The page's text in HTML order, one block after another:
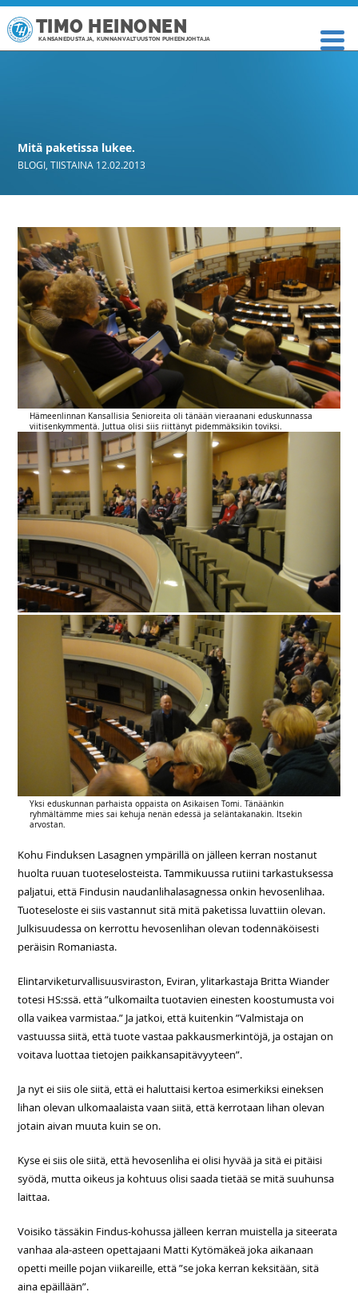
TIMO HEINONEN
KANSANEDUSTAJA, KUNNANVALTUUSTON PUHEENJOHTAJA
Mitä paketissa lukee.
BLOGI ,TIISTAINA 12.02.2013
Hämeenlinnan Kansallisia Senioreita oli tänään vieraanani eduskunnassa
viitisenkymmentä. Juttua olisi siis riittänyt pidemmäksikin toviksi.
Yksi eduskunnan parhaista oppaista on Asikaisen Tomi. Tänäänkin
ryhmältämme mies sai kehuja nenän edessä ja seläntakanakin. Itsekin
arvostan.
Kohu Finduksen Lasagnen ympärillä on jälleen kerran nostanut
huolta ruuan tuoteselosteista. Tammikuussa rutiini tarkastuksessa
paljatui, että Findusin naudanlihalasagnessa onkin hevosenlihaa.
Tuoteseloste ei siis vastannut sitä mitä paketissa luvattiin olevan.
Julkisuudessa on kerrottu hevosenlihan olevan todennäköisesti
peräisin Romaniasta.
Elintarviketurvallisuusviraston, Eviran, ylitarkastaja Britta Wiander
totesi HS:ssä. että ”ulkomailta tuotavien einesten koostumusta voi
olla vaikea varmistaa.” Ja jatkoi, että kuitenkin ”Valmistaja on
vastuussa siitä, että tuote vastaa pakkausmerkintöjä, ja ostajan on
voitava luottaa tietojen paikkansapitävyyteen”.
Ja nyt ei siis ole siitä, että ei haluttaisi kertoa esimerkiksi eineksen
lihan olevan ulkomaalaista vaan siitä, että kerrotaan lihan olevan
jotain aivan muuta kuin se on.
Kyse ei siis ole siitä, että hevosenliha ei olisi hyvää ja sitä ei pitäisi
syödä, mutta oikeus ja kohtuus olisi saada tietää se mitä suuhunsa
laittaa.
Voisiko tässäkin Findus-kohussa jälleen kerran muistella ja siteerata
vanhaa ala-asteen opettajaani Matti Kytömäkeä joka aikanaan
opetti meille pojan viikareille, että ”se joka kerran keksitään, sitä
aina epäillään”.